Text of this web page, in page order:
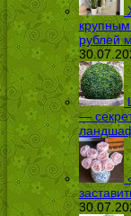
рублей
—